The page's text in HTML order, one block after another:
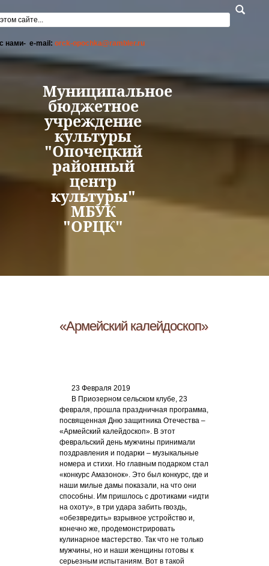
поиска
нами- e-mail: orck-opochka@rambler.ru
Муниципальное
бюджетное
учреждение
культуры
"Опочецкий
районный
центр
культуры"
МБУК
"ОРЦК"
«Армейский калейдоскоп»
23 Февраля 2019
В Приозерном сельском клубе, 23
февраля, прошла праздничная программа,
посвященная Дню защитника Отечества –
«Армейский калейдоскоп». В этот
февральский день мужчины принимали
поздравления и подарки – музыкальные
номера и стихи. Но главным подарком стал
«конкурс Амазонок». Это был конкурс, где и
наши милые дамы показали, на что они
способны. Им пришлось с дротиками «идти
на охоту», в три удара забить гвоздь,
«обезвредить» взрывное устройство и,
конечно же, продемонстрировать
кулинарное мастерство. Так что не только
мужчины, но и наши женщины готовы к
серьезным испытаниям. Вот в такой